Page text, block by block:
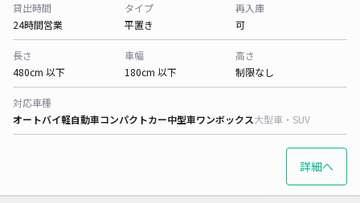
貸出時間
24時間営業
タイプ
平置き
再入庫
可
長さ
480cm 以下
車幅
180cm 以下
高さ
制限なし
対応車種
オートバイ軽自動車コンパクトカー中型車ワンボックス大型車・SUV
詳細へ